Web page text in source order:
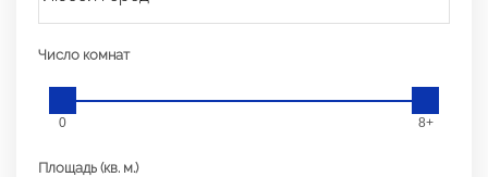
Число комнат
0 8+
Площадь (кв. м.)